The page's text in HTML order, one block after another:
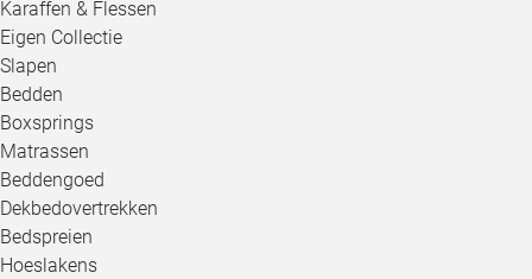
Karaffen & Flessen
Eigen Collectie
Slapen
Bedden
Boxsprings
Matrassen
Beddengoed
Dekbedovertrekken
Bedspreien
Hoeslakens